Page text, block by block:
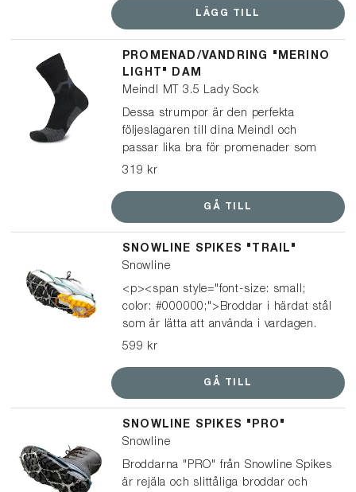
i svart läder, och kan också användas
look.
LÄGG TILL
PROMENAD/VANDRING "MERINO
LIGHT" DAM
Meindl MT 3.5 Lady Sock
Dessa strumpor är den perfekta
följeslagaren till dina Meindl och
passar lika bra för promenader som
vandringar. En multifunktionell och lätt
merinoull och syntetiskt garn, vilket
balanserat klimat i dina skor.
319 kr
GÅ TILL
SNOWLINE SPIKES "TRAIL"
Snowline
<p><span style="font-size: small;
color: #000000;">Broddar i härdat stål
som är lätta att använda i vardagen.
De passar på i princip alla typer av
kängor, och är enkla att ta på och av
small; color: #000000;">Perfekta till
hundpromenaden, ärenden i stan,
snöskottning och promenader – men
också till fritid som vinterutflykter och
599 kr
GÅ TILL
SNOWLINE SPIKES "PRO"
Snowline
Broddarna "PRO" från Snowline Spikes
är rejäla och slittåliga broddar och